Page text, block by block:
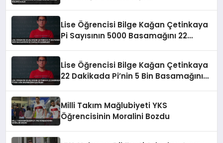
Lise Öğrencisi Bilge Kağan Çetinkaya
Pi Sayısının 5000 Basamağını 22
Lise Öğrencisi Bilge Kağan Çetinkaya
22 Dakikada Pi’nin 5 Bin Basamağını
Milli Takım Mağlubiyeti YKS
Öğrencisinin Moralini Bozdu